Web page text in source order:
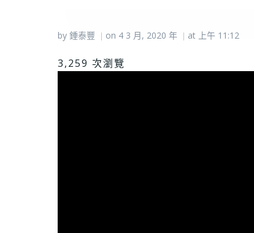
by 鍾泰豐 | on 4 3 月, 2020 年 | at 上午 11:12
3,259 次瀏覽